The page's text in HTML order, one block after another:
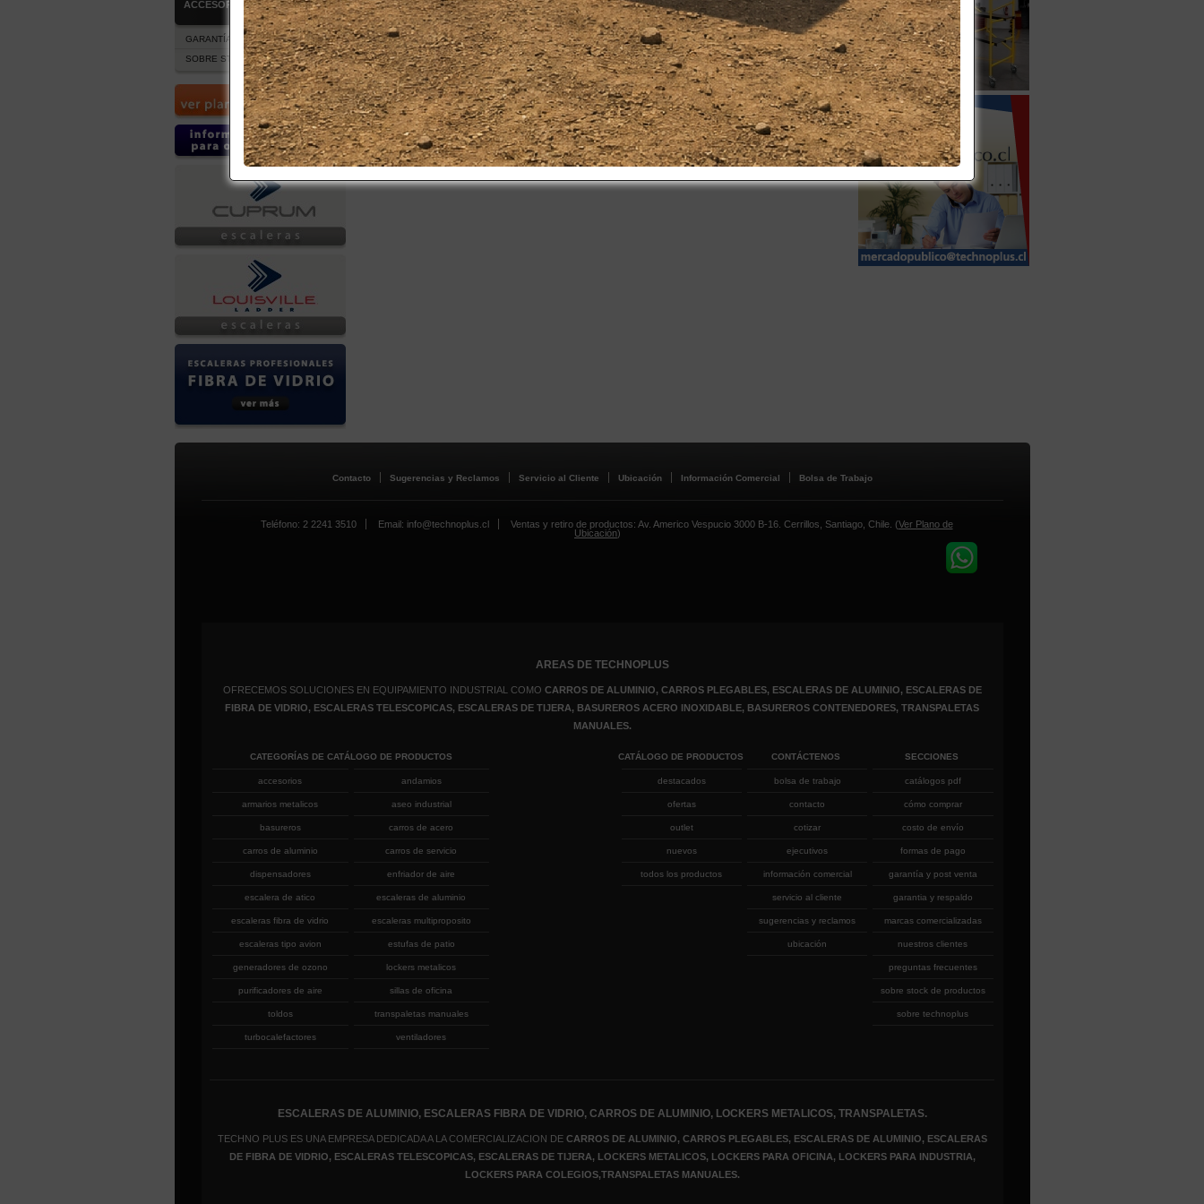
ACCESORIOS
GARANTÍA Y POST VENTA
SOBRE STOCK DE PRODUCTOS
$ 263.500+iva
Cotizar Ver Más
ETA-150I disponible
$ 321.500+iva
Cotizar Ver Más
ETA-180i disponible
Contacto Sugerencias y Reclamos Servicio al Cliente Ubicación Información Comercial Bolsa de Trabajo
Teléfono: 2 2241 3510 Email: info@technoplus.cl Ventas y retiro de productos: Av. Americo Vespucio 3000 B-16. Cerrillos, Santiago, Chile. (Ver Plano de
Ubicación)
AREAS DE TECHNOPLUS
OFRECEMOS SOLUCIONES EN EQUIPAMIENTO INDUSTRIAL COMO CARROS DE ALUMINIO, CARROS PLEGABLES, ESCALERAS DE ALUMINIO, ESCALERAS DE
FIBRA DE VIDRIO, ESCALERAS TELESCOPICAS, ESCALERAS DE TIJERA, BASUREROS ACERO INOXIDABLE, BASUREROS CONTENEDORES, TRANSPALETAS
MANUALES.
CATEGORÍAS DE CATÁLOGO DE PRODUCTOS
accesorios andamios
armarios metalicos aseo industrial
basureros carros de acero
carros de aluminio carros de servicio
dispensadores enfriador de aire
escalera de atico escaleras de aluminio
escaleras fibra de vidrio escaleras multiproposito
escaleras tipo avion estufas de patio
generadores de ozono lockers metalicos
purificadores de aire sillas de oficina
toldos transpaletas manuales
turbocalefactores ventiladores
CATÁLOGO DE PRODUCTOS
destacados
ofertas
outlet
nuevos
todos los productos
CONTÁCTENOS
bolsa de trabajo
contacto
cotizar
ejecutivos
información comercial
servicio al cliente
sugerencias y reclamos
ubicación
SECCIONES
catálogos pdf
cómo comprar
costo de envío
formas de pago
garantía y post venta
garantia y respaldo
marcas comercializadas
nuestros clientes
preguntas frecuentes
sobre stock de productos
sobre technoplus
ESCALERAS DE ALUMINIO, ESCALERAS FIBRA DE VIDRIO, CARROS DE ALUMINIO, LOCKERS METALICOS, TRANSPALETAS.
TECHNO PLUS ES UNA EMPRESA DEDICADA A LA COMERCIALIZACION DE CARROS DE ALUMINIO, CARROS PLEGABLES, ESCALERAS DE ALUMINIO, ESCALERAS
DE FIBRA DE VIDRIO, ESCALERAS TELESCOPICAS, ESCALERAS DE TIJERA, LOCKERS METALICOS, LOCKERS PARA OFICINA, LOCKERS PARA INDUSTRIA,
LOCKERS PARA COLEGIOS,TRANSPALETAS MANUALES.